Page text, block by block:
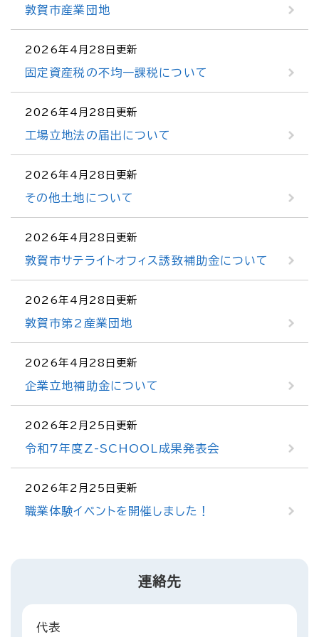
敦賀市産業団地
2026年4月28日更新
固定資産税の不均一課税について
2026年4月28日更新
工場立地法の届出について
2026年4月28日更新
その他土地について
2026年4月28日更新
敦賀市サテライトオフィス誘致補助金について
2026年4月28日更新
敦賀市第2産業団地
2026年4月28日更新
企業立地補助金について
2026年2月25日更新
令和7年度Z-SCHOOL成果発表会
2026年2月25日更新
職業体験イベントを開催しました！
連絡先
代表